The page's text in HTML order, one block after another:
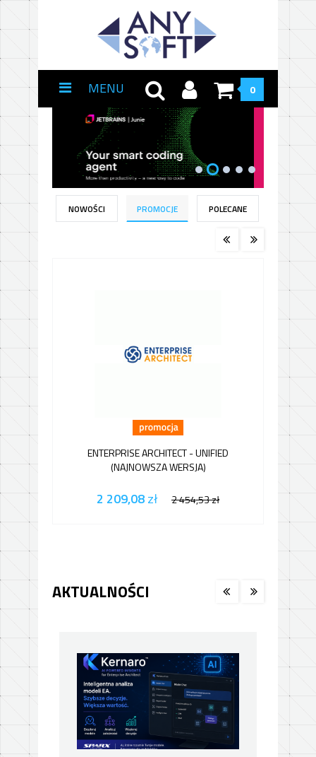
MENU 0
NOWOŚCI PROMOCJE POLECANE
ENTERPRISE ARCHITECT - UNIFIED
(NAJNOWSZA WERSJA)
2 209,08zł 2 454,53zł
AKTUALNOŚCI